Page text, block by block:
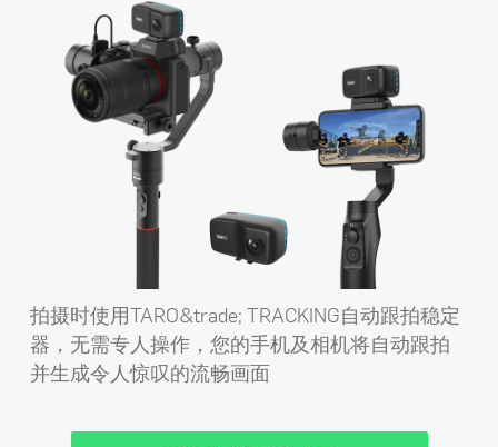
拍摄时使用TARO&trade; TRACKING自动跟拍稳定
器，无需专人操作，您的手机及相机将自动跟拍
并生成令人惊叹的流畅画面